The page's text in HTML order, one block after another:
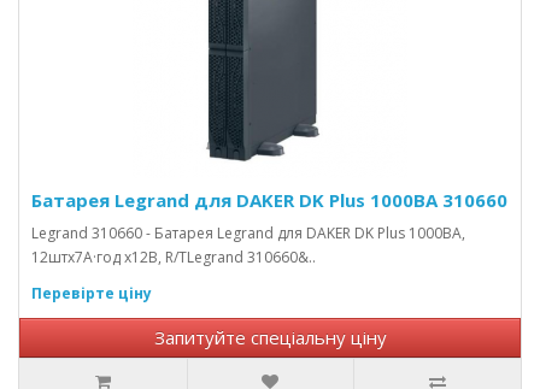
Батарея Legrand для DAKER DK Plus 1000ВА 310660
Legrand 310660 - Батарея Legrand для DAKER DK Plus 1000ВА,
12штх7А·год х12В, R/TLegrand 310660&..
Перевірте ціну
Запитуйте спеціальну ціну